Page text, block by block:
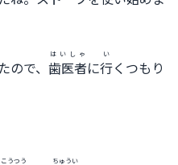
ので、 歯医者
はいしゃ
に行
い
くつもり
こうつう ちゅうい